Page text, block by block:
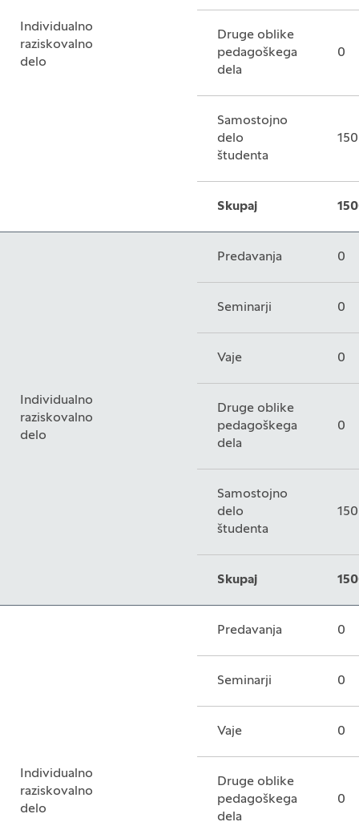
Individualno
raziskovalno
delo
Druge oblike
pedagoškega
dela
0
Samostojno
delo
študenta
Skupaj
Individualno
raziskovalno
delo
Predavanja 0
Seminarji 0
Vaje 0
Druge oblike
pedagoškega
dela
0
Samostojno
delo
študenta
Skupaj
Individualno
raziskovalno
delo
Predavanja 0
Seminarji 0
Vaje 0
Druge oblike
pedagoškega
dela
0